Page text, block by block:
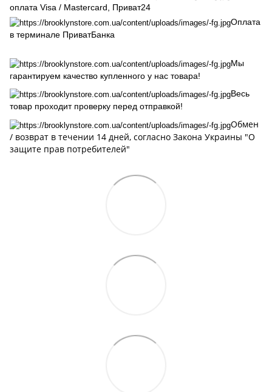
оплата Visa / Mastercard, Приват24
Оплата
в терминале ПриватБанка
Мы
гарантируем качество купленного у нас товара!
Весь
товар проходит проверку перед отправкой!
Обмен
/ возврат в течении 14 дней, cогласно Закона Украины "О
защите прав потребителей"